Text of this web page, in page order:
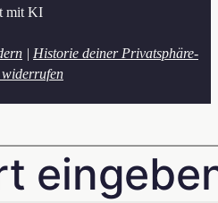
mit KI
| Historie deiner Privatsphäre-